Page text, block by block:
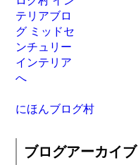
にほんブログ村
ブログアーカイブ